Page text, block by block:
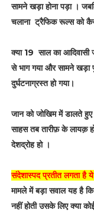
सामने खड़ा होना पड़ा ।
चलाना ट्रैफिक रूल्स को कैसे
क्या 19 साल का आदिवासी
से भाग गया और सामने खड़ा
दुर्घटनाग्रस्त हो गया।
जान को जोखिम में डालते
साहस तब तारीफ़ के लायक़
देशद्रोह हो ।
संदेशास्पद प्रतीत लगता है
मामले में बड़ा सवाल यह है
नहीं होती उसके लिए क्या